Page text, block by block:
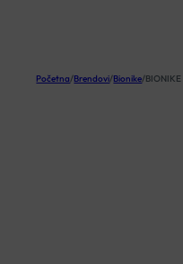
Početna/Brendovi/Bionike/